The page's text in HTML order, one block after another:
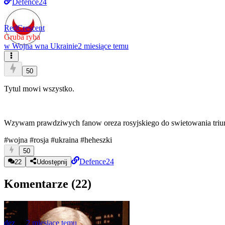
RedCrescent
Gruba ryba
w Wojna wna Ukrainie2 miesiące temu
50
Tytul mowi wszystko.
Wzywam prawdziwych fanow oreza rosyjskiego do swietowania
#wojna #rosja #ukraina #heheszki
50
22
Udostępnij Defence24
Komentarze (22)
dez_ 2 miesiące temu